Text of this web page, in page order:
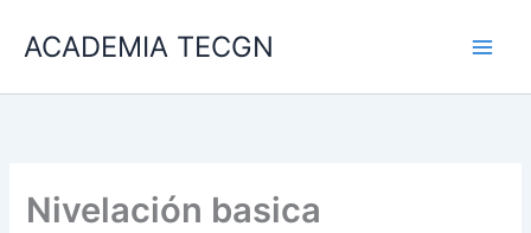
ACADEMIA TECGN
Nivelación basica